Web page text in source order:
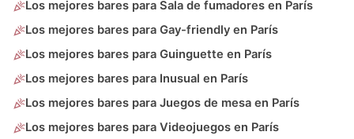
Los mejores bares para Sala de fumadores en París
Los mejores bares para Gay-friendly en París
Los mejores bares para Guinguette en París
Los mejores bares para Inusual en París
Los mejores bares para Juegos de mesa en París
Los mejores bares para Videojuegos en París